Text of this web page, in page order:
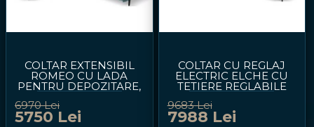
COLTAR EXTENSIBIL
ROMEO CU LADA
PENTRU DEPOZITARE,
PERSONALIZABIL
257X212CM
6970 Lei
5750 Lei
COLTAR CU REGLAJ
ELECTRIC ELCHE CU
TETIERE REGLABILE
PERSONALIZABIL
9683 Lei
7988 Lei